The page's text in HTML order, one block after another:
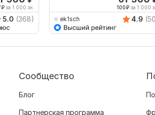
₽ за 1 000 зн.
5.0 (368)
100₽ за 1 000
ek1sch 4.9
Сообщество
Блог
Партнерская программа